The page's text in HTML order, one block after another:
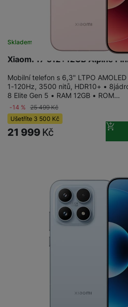
Xiaomi 17 512+12GB Alpine
Skladem na prodejně na 2 prodejnách
Mobilní telefon s 6,3" LTPO
1-120Hz, 3500 nitů, HDR10+ •
8 Elite Gen 5 • RAM 12GB • ROM…
-14 % 25 499Kč
Ušetříte 3 500 Kč
21 999 Kč